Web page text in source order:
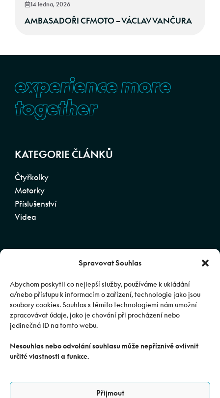
Spravovat Souhlas
Abychom poskytli co nejlepší služby, používáme k ukládání
a/nebo přístupu k informacím o zařízení, technologie jako jsou
soubory cookies. Souhlas s těmito technologiemi nám umožní
zpracovávat údaje, jako je chování při procházení nebo
jedinečná ID na tomto webu.
Nesouhlas nebo odvolání souhlasu může nepříznivě ovlivnit
určité vlastnosti a funkce.
Přijmout
14 ledna, 2026
AMBASADOŘI CFMOTO – VÁCLAV VANČURA
experience more
together
KATEGORIE ČLÁNKŮ
Čtyřkolky
Motorky
Příslušenství
Videa
SLEDUJTE CFMOTO
© 2025 Journeyman CZ s.r.o. Oficiální distributor
značky CFMOTO pro ČR a SR | Web spravuje